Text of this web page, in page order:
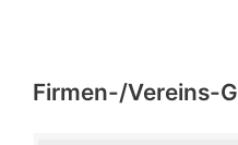
Firmen-/Vereins-